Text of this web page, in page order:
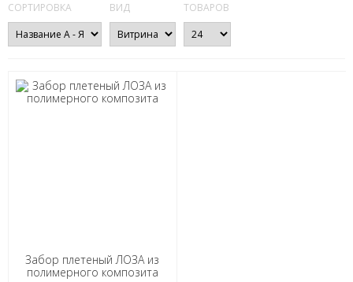
СОРТИРОВКА ВИД ТОВАРОВ
Забор плетеный ЛОЗА из
полимерного композита